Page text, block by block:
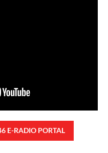
E-RADIO PORTAL